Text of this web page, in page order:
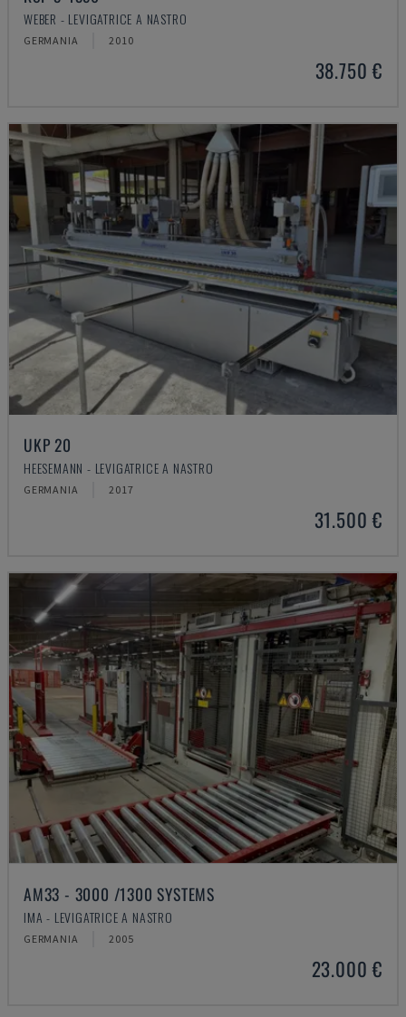
WEBER - LEVIGATRICE A NASTRO
GERMANIA 2010
38.750 €
UKP 20
HEESEMANN - LEVIGATRICE A NASTRO
GERMANIA 2017
31.500 €
AM33 - 3000 /1300 SYSTEMS
IMA - LEVIGATRICE A NASTRO
GERMANIA 2005
23.000 €